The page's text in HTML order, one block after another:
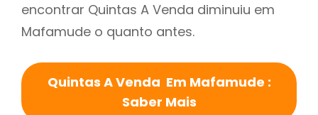
encontrar Quintas A Venda diminuiu em
Mafamude o quanto antes.
Quintas A Venda Em Mafamude :
Saber Mais